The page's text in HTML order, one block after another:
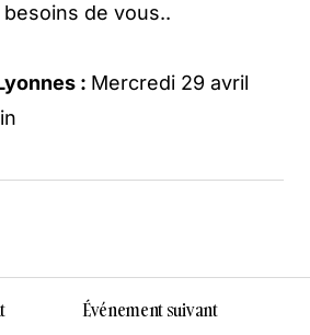
besoins de vous..
: Mercredi 29 avril
Événement suivant